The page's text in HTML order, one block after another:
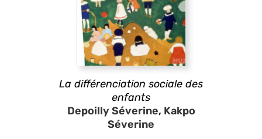
La différenciation sociale des
enfants
Depoilly Séverine, Kakpo
Séverine